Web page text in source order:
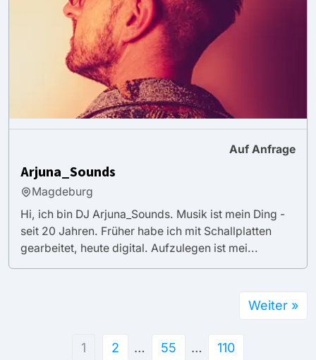
Auf Anfrage
Arjuna_Sounds
Magdeburg
Hi, ich bin DJ Arjuna_Sounds. Musik ist mein Ding -
seit 20 Jahren. Früher habe ich mit Schallplatten
gearbeitet, heute digital. Aufzulegen ist mei...
1 2 … 55 … 110
Weiter »